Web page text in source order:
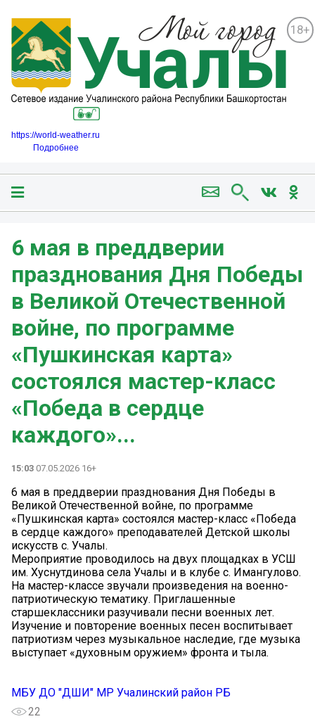
18+
https://world-weather.ru
Подробнее
6 мая в преддверии
празднования Дня Победы
в Великой Отечественной
войне, по программе
«Пушкинская карта»
состоялся мастер-класс
«Победа в сердце
каждого»...
15:03 07.05.2026 16+
6 мая в преддверии празднования Дня Победы в
Великой Отечественной войне, по программе
«Пушкинская карта» состоялся мастер-класс «Победа
в сердце каждого» преподавателей Детской школы
искусств с. Учалы.
Мероприятие проводилось на двух площадках в УСШ
им. Хуснутдинова села Учалы и в клубе с. Имангулово.
На мастер-классе звучали произведения на военно-
патриотическую тематику. Приглашенные
старшеклассники разучивали песни военных лет.
Изучение и повторение военных песен воспитывает
патриотизм через музыкальное наследие, где музыка
выступает «духовным оружием» фронта и тыла.
МБУ ДО "ДШИ" МР Учалинский район РБ
22